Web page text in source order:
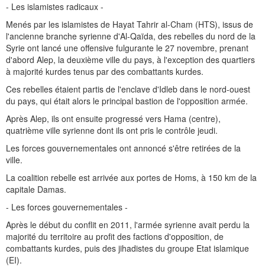
- Les islamistes radicaux -
Menés par les islamistes de Hayat Tahrir al-Cham (HTS), issus de
l'ancienne branche syrienne d'Al-Qaïda, des rebelles du nord de la
Syrie ont lancé une offensive fulgurante le 27 novembre, prenant
d'abord Alep, la deuxième ville du pays, à l'exception des quartiers
à majorité kurdes tenus par des combattants kurdes.
Ces rebelles étaient partis de l'enclave d'Idleb dans le nord-ouest
du pays, qui était alors le principal bastion de l'opposition armée.
Après Alep, ils ont ensuite progressé vers Hama (centre),
quatrième ville syrienne dont ils ont pris le contrôle jeudi.
Les forces gouvernementales ont annoncé s'être retirées de la
ville.
La coalition rebelle est arrivée aux portes de Homs, à 150 km de la
capitale Damas.
- Les forces gouvernementales -
Après le début du conflit en 2011, l'armée syrienne avait perdu la
majorité du territoire au profit des factions d'opposition, de
combattants kurdes, puis des jihadistes du groupe Etat islamique
(EI).